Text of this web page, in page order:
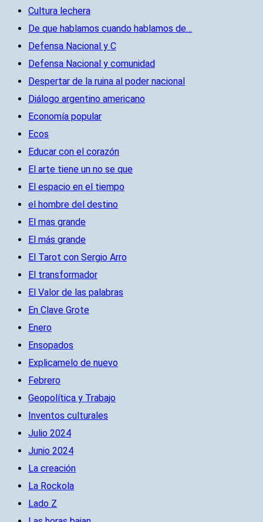
Cultura lechera
De que hablamos cuando hablamos de…
Defensa Nacional y C
Defensa Nacional y comunidad
Despertar de la ruina al poder nacional
Diálogo argentino americano
Economía popular
Ecos
Educar con el corazón
El arte tiene un no se que
El espacio en el tiempo
el hombre del destino
El mas grande
El más grande
El Tarot con Sergio Arro
El transformador
El Valor de las palabras
En Clave Grote
Enero
Ensopados
Explicamelo de nuevo
Febrero
Geopolítica y Trabajo
Inventos culturales
Julio 2024
Junio 2024
La creación
La Rockola
Lado Z